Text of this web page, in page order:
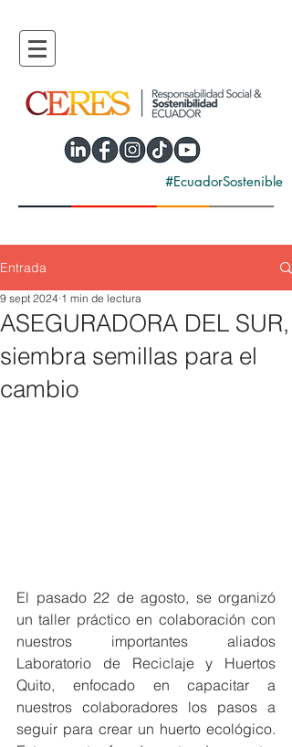
#EcuadorSostenible
Entrada
ASEGURADORA DEL SUR,
siembra semillas para el
cambio
9 sept 2024 1 min de lectura
El pasado 22 de agosto, se organizó
un taller práctico en colaboración con
nuestros importantes aliados
Laboratorio de Reciclaje y Huertos
Quito, enfocado en capacitar a
nuestros colaboradores los pasos a
seguir para crear un huerto ecológico.